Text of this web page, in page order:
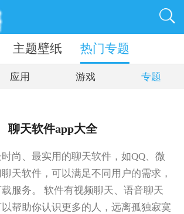
主题壁纸 热门专题
应用 游戏 专题
聊天软件app大全
尚、最实用的聊天软件，如QQ、微
天软件，可以满足不同用户的需求，
服务。 软件有视频聊天、语音聊天
帮助你认识更多的人，远离孤独寂寞